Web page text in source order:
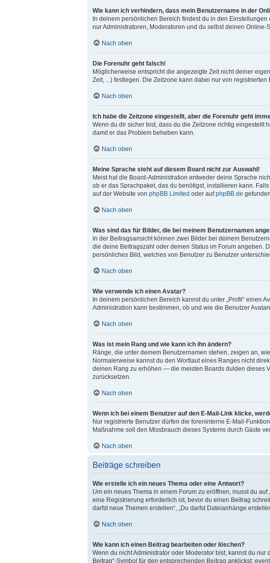
Wie kann ich verhindern, dass mein Benutzername in der
In deinem persönlichen Bereich findest du in den
nur Administratoren, Moderatoren und du selbst deinen
Nach oben
Die Forenuhr geht falsch!
Möglicherweise entspricht die angezeigte Zeit nicht deiner
Zeit, ...) festlegen. Die Zeitzone kann dabei nur von
Nach oben
Ich habe die Zeitzone eingestellt, aber die Forenuhr geht
Wenn du dir sicher bist, dass du die Zeitzone richtig eingestellt
damit er das Problem beheben kann.
Nach oben
Meine Sprache steht auf diesem Board nicht zur Auswahl!
Meist hat die Board-Administration entweder deine Sprache
ob er das Sprachpaket, das du benötigst, installieren kann.
auf der Website von phpBB Limited oder aufphpBB.de
Nach oben
Was sind das für Bilder, die bei meinem Benutzernamen
In der Beitragsansicht können zwei Bilder bei deinem
die deine Beitragszahl oder deinen Status im Forum angeben.
persönliches Bild, welches von Benutzer zu Benutzer
Nach oben
Wie verwende ich einen Avatar?
In deinem persönlichen Bereich kannst du unter „Profil“ einen
Administration kann bestimmen, ob und wie die Benutzer
Nach oben
Was ist mein Rang und wie kann ich ihn ändern?
Ränge, die unter deinem Benutzernamen stehen, zeigen an,
Normalerweise kannst du den Wortlaut eines Ranges nicht
deinen Rang zu erhöhen — die meisten Boards dulden dieses
zurücksetzen.
Nach oben
Wenn ich bei einem Benutzer auf den E-Mail-Link klicke,
Nur registrierte Benutzer dürfen die foreninterne E-Mail-
Maßnahme soll den Missbrauch dieses Systems durch Gäste
Nach oben
Beiträge schreiben
Wie erstelle ich ein neues Thema oder eine Antwort?
Um ein neues Thema in einem Forum zu eröffnen, musst du
eine Registrierung erforderlich ist, bevor du einen Beitrag
darfst neue Themen erstellen“, „Du darfst Dateianhänge
Nach oben
Wie kann ich einen Beitrag bearbeiten oder löschen?
Wenn du nicht Administrator oder Moderator bist, kannst du
Beitrag“-Symbol für den entsprechenden Beitrag anklickst;